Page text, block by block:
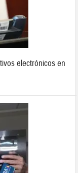
electrónicos en